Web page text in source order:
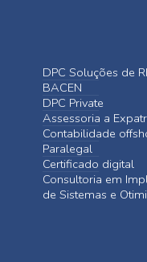
DPC Soluções de
BACEN
DPC Private
Assessoria a
Contabilidade
Paralegal
Certificado digital
Consultoria em
de Sistemas e